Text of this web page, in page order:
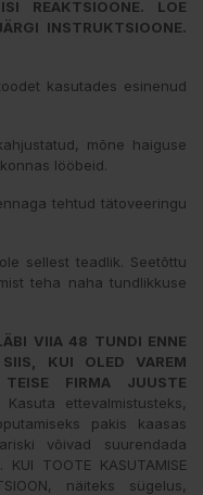
REAKTSIOONE. LOE
INSTRUKTSIOONE.
kasutades esinenud
mõne haiguse
lööbeid.
tehtud tätoveeringu
sellest teadlik. Seetõttu
teha naha tundlikkuse
VIIA 48 TUNDI ENNE
KUI OLED VAREM
FIRMA JUUSTE
Kasuta ettevalmistusteks,
pakis kaasas
võivad suurendada
TOOTE KASUTAMISE
näiteks sügelus,